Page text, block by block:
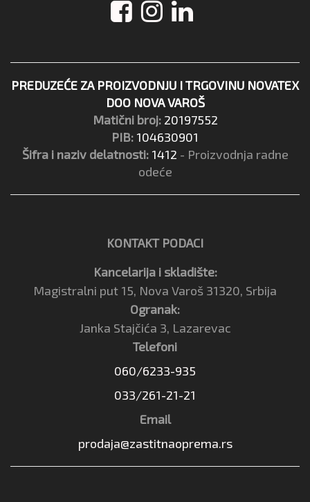
PREDUZEĆE ZA PROIZVODNJU I TRGOVINU NOVATEX
DOO NOVA VAROŠ
Matični broj: 20197552
PIB: 104630901
Šifra i naziv delatnosti: 1412 - Proizvodnja radne
odeće
KONTAKT PODACI
Kancelarija i skladište:
Magistralni put 15, Nova Varoš 31320, Srbija
Ogranak:
Janka Stajčića 3, Lazarevac
Telefoni
060/6233-935
033/261-21-21
Email
prodaja@zastitnaoprema.rs